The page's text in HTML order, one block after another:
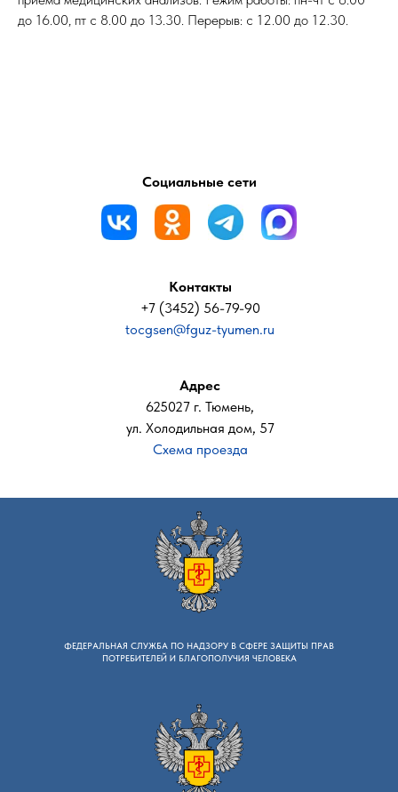
до 16.00, пт с 8.00 до 13.30. Перерыв: с 12.00 до 12.30.
Контакты
+7 (3452) 56-79-90
tocgsen@fguz-tyumen.ru
Социальные сети
Адрес
625027 г. Тюмень,
ул. Холодильная дом, 57
Схема проезда
ФЕДЕРАЛЬНАЯ СЛУЖБА ПО НАДЗОРУ B СФЕРЕ ЗАЩИТЫ ПРАВ
ПОТРЕБИТЕЛЕЙ И БЛАГОПОЛУЧИЯ ЧЕЛОВЕКА